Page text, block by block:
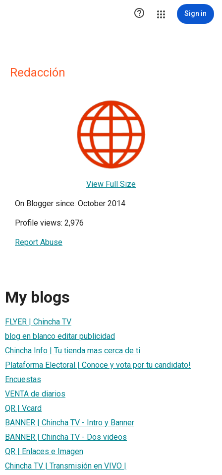
 Sign in
Redacción
View Full Size
On Blogger since: October 2014
Profile views: 2,976
Report Abuse
My blogs
FLYER | Chincha TV
blog en blanco editar publicidad
Chincha Info | Tu tienda mas cerca de ti
Plataforma Electoral | Conoce y vota por tu candidato!
Encuestas
VENTA de diarios
QR | Vcard
BANNER | Chincha TV - Intro y Banner
BANNER | Chincha TV - Dos videos
QR | Enlaces e Imagen
Chincha TV | Transmisión en VIVO |